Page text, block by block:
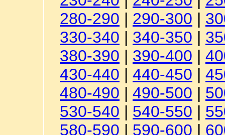
280-290 | 290-300 |
330-340 | 340-350 |
380-390 | 390-400 |
430-440 | 440-450 |
480-490 | 490-500 |
530-540 | 540-550 |
580-590 | 590-600 |